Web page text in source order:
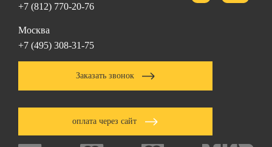
+7 (812) 770-20-76
Москва
+7 (495) 308-31-75
Заказать звонок
оплата через сайт